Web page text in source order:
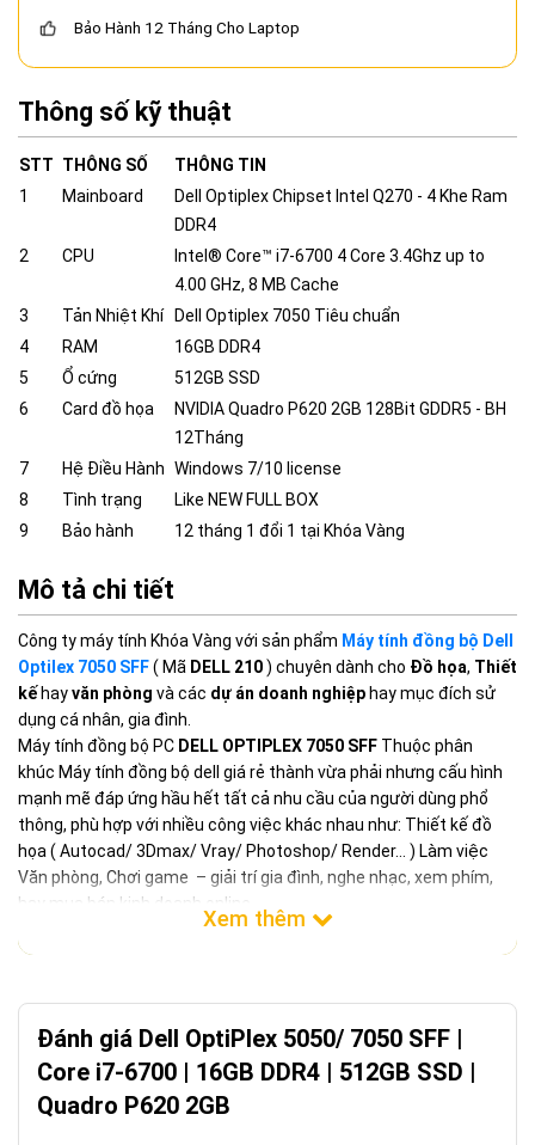
Bảo Hành 12 Tháng Cho Laptop
Thông số kỹ thuật
STT THÔNG SỐ
THÔNG TIN
1
Mainboard
Dell Optiplex Chipset Intel Q270 - 4 Khe Ram
DDR4
2
CPU
Intel® Core™ i7-6700 4 Core 3.4Ghz up to
4.00 GHz, 8 MB Cache
3
Tản Nhiệt Khí
Dell Optiplex 7050 Tiêu chuẩn
4
RAM
16GB DDR4
5
Ổ cứng
512GB SSD
6
Card đồ họa
NVIDIA Quadro P620 2GB 128Bit GDDR5 - BH
12Tháng
7
Hệ Điều Hành Windows 7/10 license
8
Tình trạng
Like NEW FULL BOX
9
Bảo hành 12 tháng 1 đổi 1 tại Khóa Vàng
Mô tả chi tiết
Công ty máy tính Khóa Vàng với sản phẩm Máy tính đồng bộ Dell
Optilex 7050 SFF( Mã DELL 210) chuyên dành cho Đồ họa, Thiết
kế hayvăn phòng và các dự án doanh nghiệp hay mục đích sử
dụng cá nhân, gia đình.
Máy tính đồng bộ PC DELL OPTIPLEX 7050 SFF Thuộc phân
khúc Máy tính đồng bộ dell giá rẻ thành vừa phải nhưng cấu hình
mạnh mẽ đáp ứng hầu hết tất cả nhu cầu của người dùng phổ
thông, phù hợp với nhiều công việc khác nhau như: Thiết kế đồ
họa ( Autocad/ 3Dmax/ Vray/ Photoshop/ Render… ) Làm việc
Văn phòng, Chơi game – giải trí gia đình, nghe nhạc, xem phím,
hay mua bán kinh doanh online.
Đánh giá Dell OptiPlex 5050/ 7050 SFF |
Core i7-6700 | 16GB DDR4 | 512GB SSD |
Quadro P620 2GB